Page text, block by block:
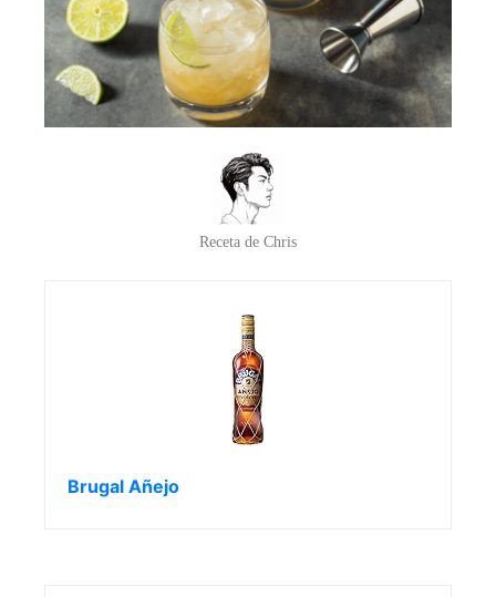
Receta de Chris
Brugal Añejo